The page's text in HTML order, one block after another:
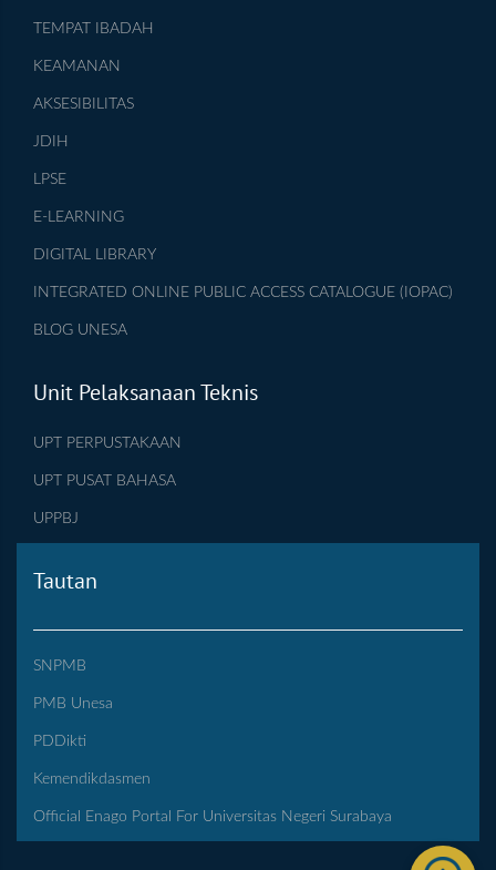
TEMPAT IBADAH
KEAMANAN
AKSESIBILITAS
JDIH
LPSE
E-LEARNING
DIGITAL LIBRARY
INTEGRATED ONLINE PUBLIC ACCESS CATALOGUE (IOPAC)
BLOG UNESA
Unit Pelaksanaan Teknis
UPT PERPUSTAKAAN
UPT PUSAT BAHASA
UPPBJ
Tautan
SNPMB
PMB Unesa
PDDikti
Kemendikdasmen
Official Enago Portal For Universitas Negeri Surabaya